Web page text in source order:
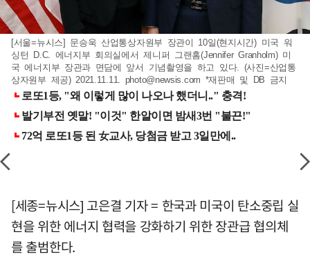
[서울=뉴시스] 문승욱 산업통상자원부 장관이 10일(현지시간) 미국 워
싱턴 D.C. 에너지부 회의실에서 제니퍼 그랜홈(Jennifer Granholm) 미
국 에너지부 장관과 면담에 앞서 기념촬영을 하고 있다. (사진=산업통
상자원부 제공) 2021.11.11. photo@newsis.com *재판매 및 DB 금지
[세종=뉴시스] 고은결 기자 = 한국과 미국이 탄소중립 실
현을 위한 에너지 협력을 강화하기 위한 장관급 협의체
를 출범한다.